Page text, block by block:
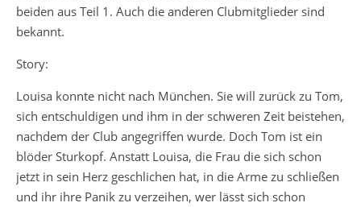
beiden aus Teil 1. Auch die anderen Clubmitglieder sind
bekannt.
Story:
Louisa konnte nicht nach München. Sie will zurück zu Tom,
sich entschuldigen und ihm in der schweren Zeit beistehen,
nachdem der Club angegriffen wurde. Doch Tom ist ein
blöder Sturkopf. Anstatt Louisa, die Frau die sich schon
jetzt in sein Herz geschlichen hat, in die Arme zu schließen
und ihr ihre Panik zu verzeihen, wer lässt sich schon